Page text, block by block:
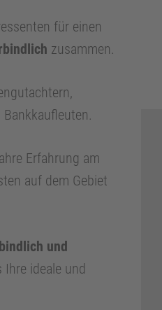
für einen
zusammen.
Erfahrung am
auf dem Gebiet
und
ideale und